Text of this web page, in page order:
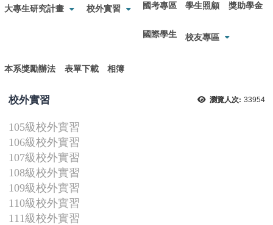
大專生研究計畫 校外實習 國考專區 學生照顧 獎助學金
國際學生 校友專區
本系獎勵辦法 表單下載 相簿
瀏覽人次: 33954
校外實習
105級校外實習
106級校外實習
107級校外實習
108級校外實習
109級校外實習
110級校外實習
111級校外實習